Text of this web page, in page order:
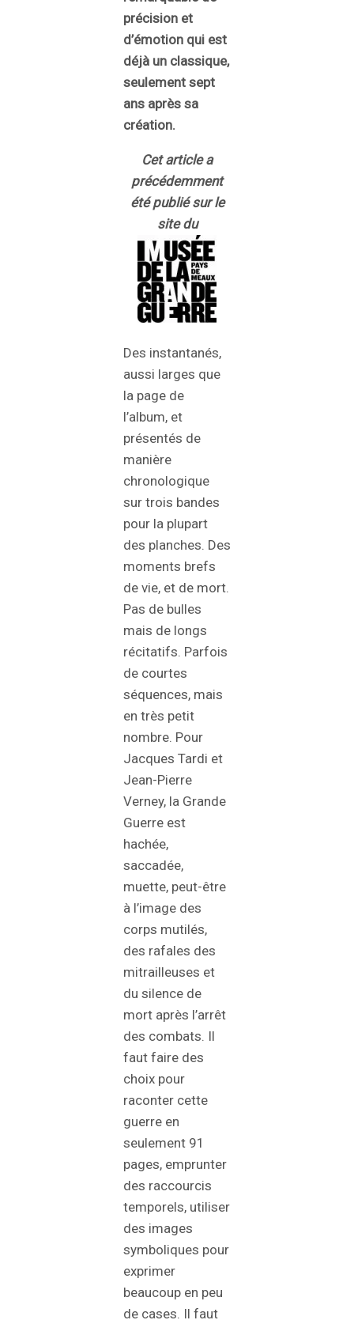
précision et
d’émotion qui est
déjà un classique,
seulement sept
ans après sa
création.
Cet article a
précédemment
été publié sur le
site du
Des instantanés,
aussi larges que
la page de
l’album, et
présentés de
manière
chronologique
sur trois bandes
pour la plupart
des planches. Des
moments brefs
de vie, et de mort.
Pas de bulles
mais de longs
récitatifs. Parfois
de courtes
séquences, mais
en très petit
nombre. Pour
Jacques Tardi et
Jean-Pierre
Verney, la Grande
Guerre est
hachée,
saccadée,
muette, peut-être
à l’image des
corps mutilés,
des rafales des
mitrailleuses et
du silence de
mort après l’arrêt
des combats. Il
faut faire des
choix pour
raconter cette
guerre en
seulement 91
pages, emprunter
des raccourcis
temporels, utiliser
des images
symboliques pour
exprimer
beaucoup en peu
de cases. Il faut